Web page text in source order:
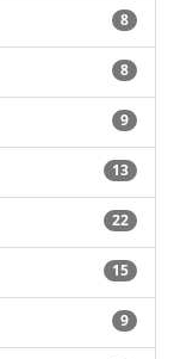
8
8
9
13
22
15
9